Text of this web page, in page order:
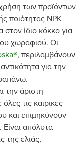
των προϊόντων
ποιότητας NPK
στον ίδιο κόκκο για
χωραφιού. Οι
, περιλαμβάνουν
για την
την άριστη
τις καιρικές
και επιμηκύνουν
απόλυτα
της ελιάς,